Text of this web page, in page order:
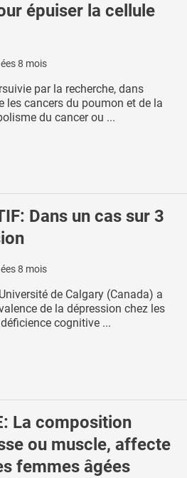
épuiser la cellule
8 mois
par la recherche, dans
les cancers du poumon et de la
du cancer ou ...
Dans un cas sur 3
8 mois
de Calgary (Canada) a
de la dépression chez les
cognitive ...
La composition
ou muscle, affecte
femmes âgées